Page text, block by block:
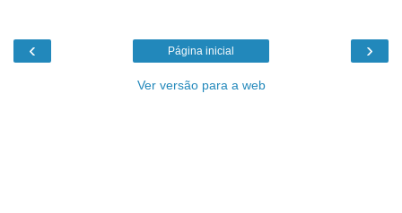
‹ ›
Página inicial
Ver versão para a web